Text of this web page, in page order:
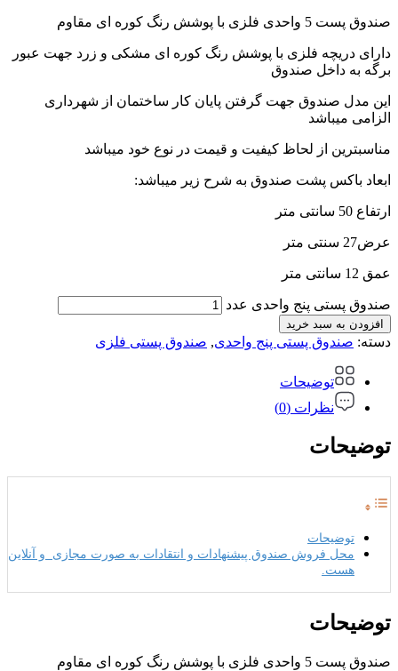
صندوق پست 5 واحدی فلزی با پوشش رنگ کوره ای مقاوم
دارای دریچه فلزی با پوشش رنگ کوره ای مشکی و زرد جهت عبور
برگه به داخل صندوق
این مدل صندوق جهت گرفتن پایان کار ساختمان از شهرداری
الزامی میباشد
مناسبترین از لحاظ کیفیت و قیمت در نوع خود میباشد
ابعاد باکس پشت صندوق به شرح زیر میباشد:
ارتفاع 50 سانتی متر
عرض27 سنتی متر
عمق 12 سانتی متر
صندوق پستی پنج واحدی عدد
افزودن به سبد خرید
دسته: صندوق پستی پنج واحدی, صندوق پستی فلزی
توضیحات
نظرات (0)
توضیحات
توضیحات
محل فروش صندوق پیشنهادات و انتقادات به صورت مجازی و آنلاین
هست.
توضیحات
صندوق پست 5 واحدی فلزی با پوشش رنگ کوره ای مقاوم